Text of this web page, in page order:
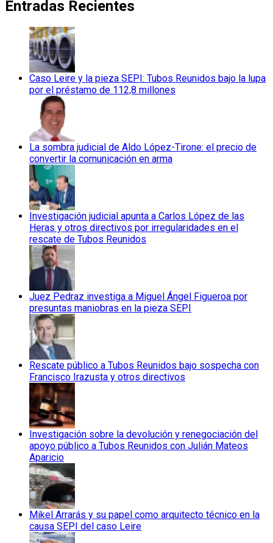
Entradas Recientes
Caso Leire y la pieza SEPI: Tubos Reunidos bajo la lupa
por el préstamo de 112,8 millones
La sombra judicial de Aldo López-Tirone: el precio de
convertir la comunicación en arma
Investigación judicial apunta a Carlos López de las
Heras y otros directivos por irregularidades en el
rescate de Tubos Reunidos
Juez Pedraz investiga a Miguel Ángel Figueroa por
presuntas maniobras en la pieza SEPI
Rescate público a Tubos Reunidos bajo sospecha con
Francisco Irazusta y otros directivos
Investigación sobre la devolución y renegociación del
apoyo público a Tubos Reunidos con Julián Mateos
Aparicio
Mikel Arrarás y su papel como arquitecto técnico en la
causa SEPI del caso Leire